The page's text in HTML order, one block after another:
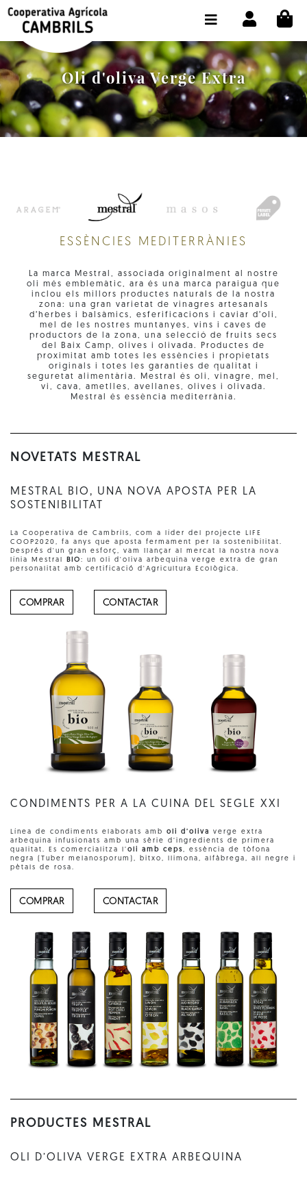
Skip to content
Oli d'oliva Verge Extra
ESSÈNCIES MEDITERRÀNIES
La marca Mestral, associada originalment al nostre
oli més emblemàtic, ara és una marca paraigua que
inclou els millors productes naturals de la nostra
zona: una gran varietat de vinagres artesanals
d’herbes i balsàmics, esferificacions i caviar d’oli,
mel de les nostres muntanyes, vins i caves de
productors de la zona, una selecció de fruits secs
del Baix Camp, olives i olivada. Productes de
proximitat amb totes les essències i propietats
originals i totes les garanties de qualitat i
seguretat alimentària. Mestral és oli, vinagre, mel,
vi, cava, ametlles, avellanes, olives i olivada.
Mestral és essència mediterrània.
NOVETATS MESTRAL
MESTRAL BIO, UNA NOVA APOSTA PER LA
SOSTENIBILITAT
La Cooperativa de Cambrils, com a líder del projecte LIFE
COOP2020, fa anys que aposta fermament per la sostenibilitat.
Després d'un gran esforç, vam llançar al mercat la nostra nova
línia Mestral
BIO: un oli d'oliva arbequina verge extra de gran
personalitat amb certificació d'Agricultura Ecològica.
COMPRAR CONTACTAR
CONDIMENTS PER A LA CUINA DEL SEGLE XXI
Línea de condiments elaborats amb oli d’oliva
verge extra
arbequina infusionats amb una sèrie d’ingredients de primera
qualitat. Es comercialitza l’oli amb ceps, essència de tòfona
negra (Tuber melanosporum), bitxo, llimona, alfàbrega, all negre i
pètals de rosa.
COMPRAR CONTACTAR
PRODUCTES MESTRAL
OLI D’OLIVA VERGE EXTRA ARBEQUINA
BOTIGA COMPRA ONLINE
LA COOPERATIVA
OLEOTOUR
PRODUCTES
CONTACTE
SELECCIONAR IDIOMA: